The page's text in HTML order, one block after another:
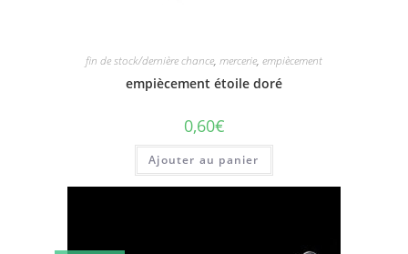
fin de stock/dernière chance, mercerie, empiècement
empiècement étoile doré
0,60€
Ajouter au panier